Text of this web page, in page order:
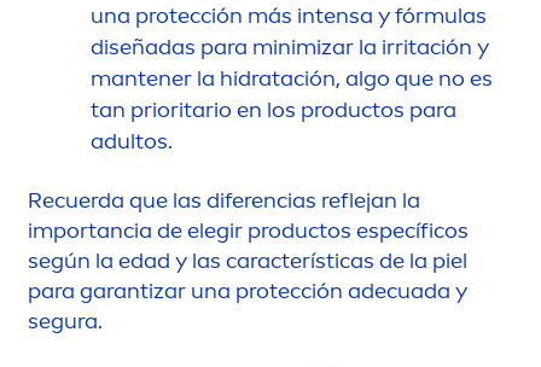
una protección más intensa y fórmulas
diseñadas para minimizar la irritación y
mantener la hidratación, algo que no es
tan prioritario en los productos para
adultos.
Recuerda que las diferencias reflejan la
importancia de elegir productos específicos
según la edad y las características de la piel
para garantizar una protección adecuada y
segura.